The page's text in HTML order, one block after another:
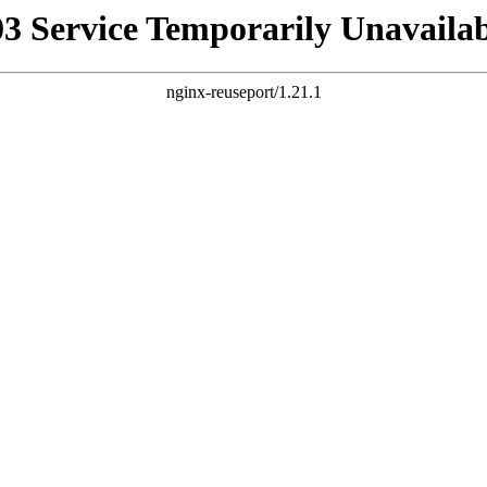
Service Temporarily
nginx-reuseport/1.21.1